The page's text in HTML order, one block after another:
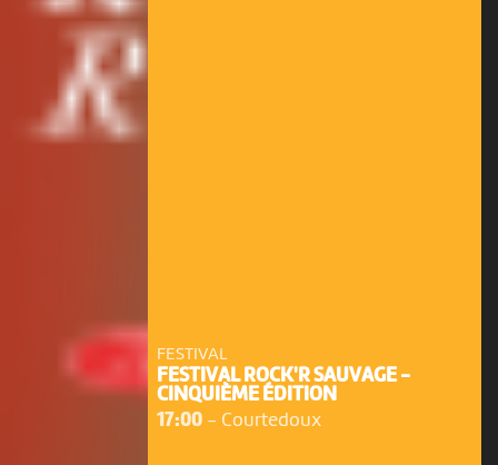
FESTIVAL
FESTIVAL ROCK'R SAUVAGE -
CINQUIÈME ÉDITION
17:00- Courtedoux